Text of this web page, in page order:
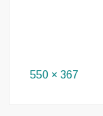
Full
550 × 367